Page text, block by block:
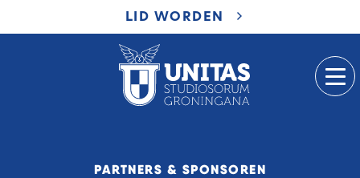
LID WORDEN
PARTNERS & SPONSOREN